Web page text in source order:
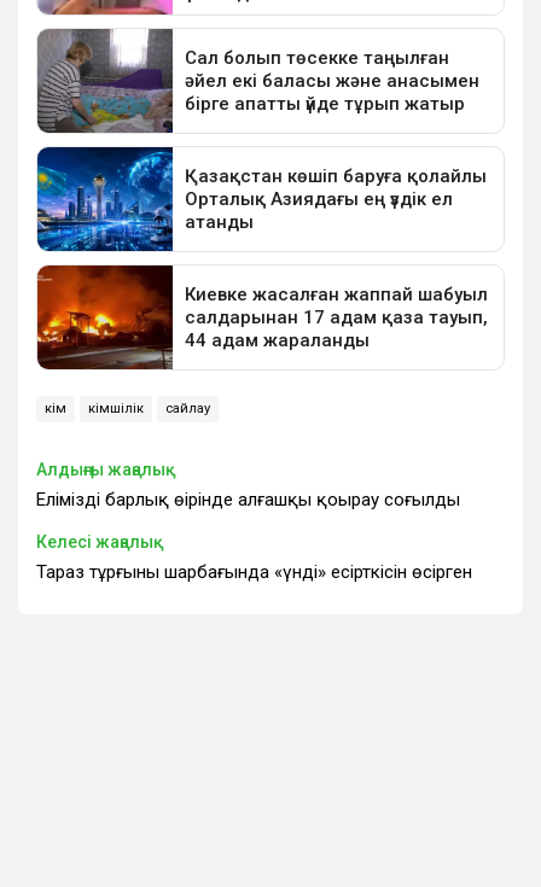
әкім әкімшілік сайлау
Алдыңғы жаңалық
Еліміздің барлық өңірінде алғашқы қоңырау соғылды
Келесі жаңалық
Тараз тұрғыны шарбағында «үнді» есірткісін өсірген